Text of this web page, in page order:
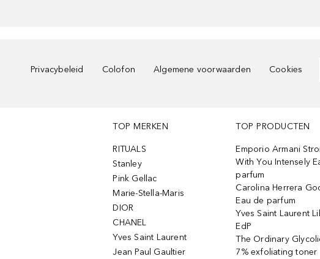
Privacybeleid Colofon Algemene voorwaarden Cookies
TOP MERKEN
RITUALS
Stanley
Pink Gellac
Marie-Stella-Maris
DIOR
CHANEL
Yves Saint Laurent
Jean Paul Gaultier
TOP PRODUCTEN
Emporio Armani
With You Intensely
parfum
Carolina Herrera
Eau de parfum
Yves Saint Laurent
EdP
The Ordinary
7% exfoliating toner